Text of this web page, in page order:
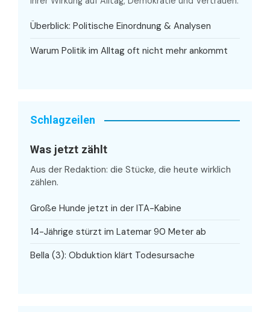
Überblick: Politische Einordnung & Analysen
Warum Politik im Alltag oft nicht mehr ankommt
Schlagzeilen
Was jetzt zählt
Aus der Redaktion: die Stücke, die heute wirklich
zählen.
Große Hunde jetzt in der ITA-Kabine
14-Jährige stürzt im Latemar 90 Meter ab
Bella (3): Obduktion klärt Todesursache